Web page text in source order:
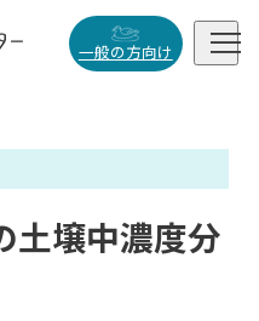

一般の方向け 
土壌中濃度分